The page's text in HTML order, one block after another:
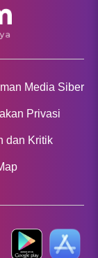
Media Siber
Privasi
dan Kritik